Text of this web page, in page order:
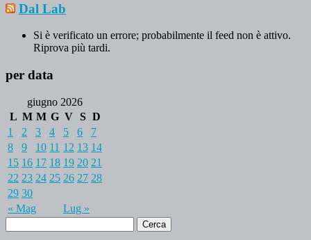
Dal Lab
Si è verificato un errore; probabilmente il feed non è attivo.
Riprova più tardi.
per data
giugno 2026
L M M G V S D
« Mag Lug »
1 2 3 4 5 6
7
8
9 10 11 12 13 14
15 16 17 18 19 20 21
22 23 24 25 26 27 28
29 30